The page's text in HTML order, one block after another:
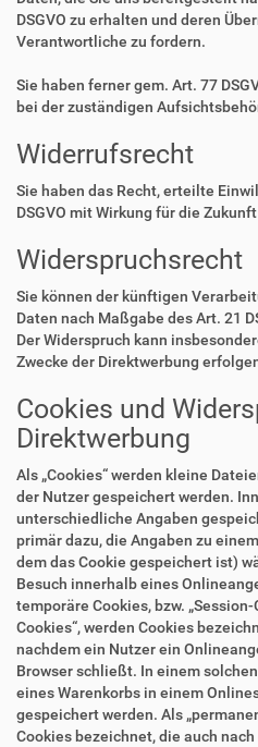
DSGVO zu erhalten und deren
Verantwortliche zu fordern.
Sie haben ferner gem. Art. 77
bei der zuständigen
Widerrufsrecht
Sie haben das Recht, erteilte
DSGVO mit Wirkung für die
Widerspruchsrecht
Sie können der künftigen
Daten nach Maßgabe des Art. 21
Der Widerspruch kann
Zwecke der Direktwerbung
Cookies und
Direktwerbung
Als „Cookies“ werden kleine
der Nutzer gespeichert werden.
unterschiedliche Angaben
primär dazu, die Angaben zu
dem das Cookie gespeichert ist)
Besuch innerhalb eines
temporäre Cookies, bzw.
Cookies“, werden Cookies
nachdem ein Nutzer ein
Browser schließt. In einem
eines Warenkorbs in einem
gespeichert werden. Als
Cookies bezeichnet, die auch